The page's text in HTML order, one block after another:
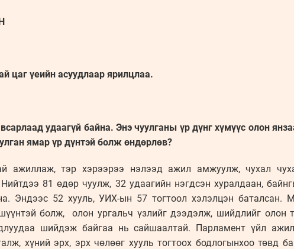
цаг үеийн асуудлаар ярилцлаа.
удаагүй байна. Энэ чуулганы үр дүнг хүмүүс олон
ямар үр дүнтэй болж өндөрлөв?
ажиллаж, тэр хэрээрээ нэлээд ажил амжуулж, чухал
81 өдөр чуулж, 32 удаагийн нэгдсэн хуралдаан,
Эндээс 52 хууль, УИХ-ын 57 тогтоол хэлэлцэн баталсан.
болж, олон ургальч үзлийг дээдэлж, шийдлийг олон
шийдэж байгаа нь сайшаалтай. Парламент үйл
хүний эрх, эрх чөлөөг хууль тогтоох бодлогынхоо төвд